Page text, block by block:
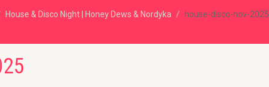
House & Disco Night | Honey Dews & Nordyka house-disco-nov-2025